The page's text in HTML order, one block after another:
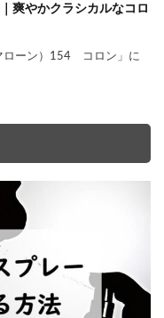
爽やかクラシカルなコロ
ローン）154 コロン」に